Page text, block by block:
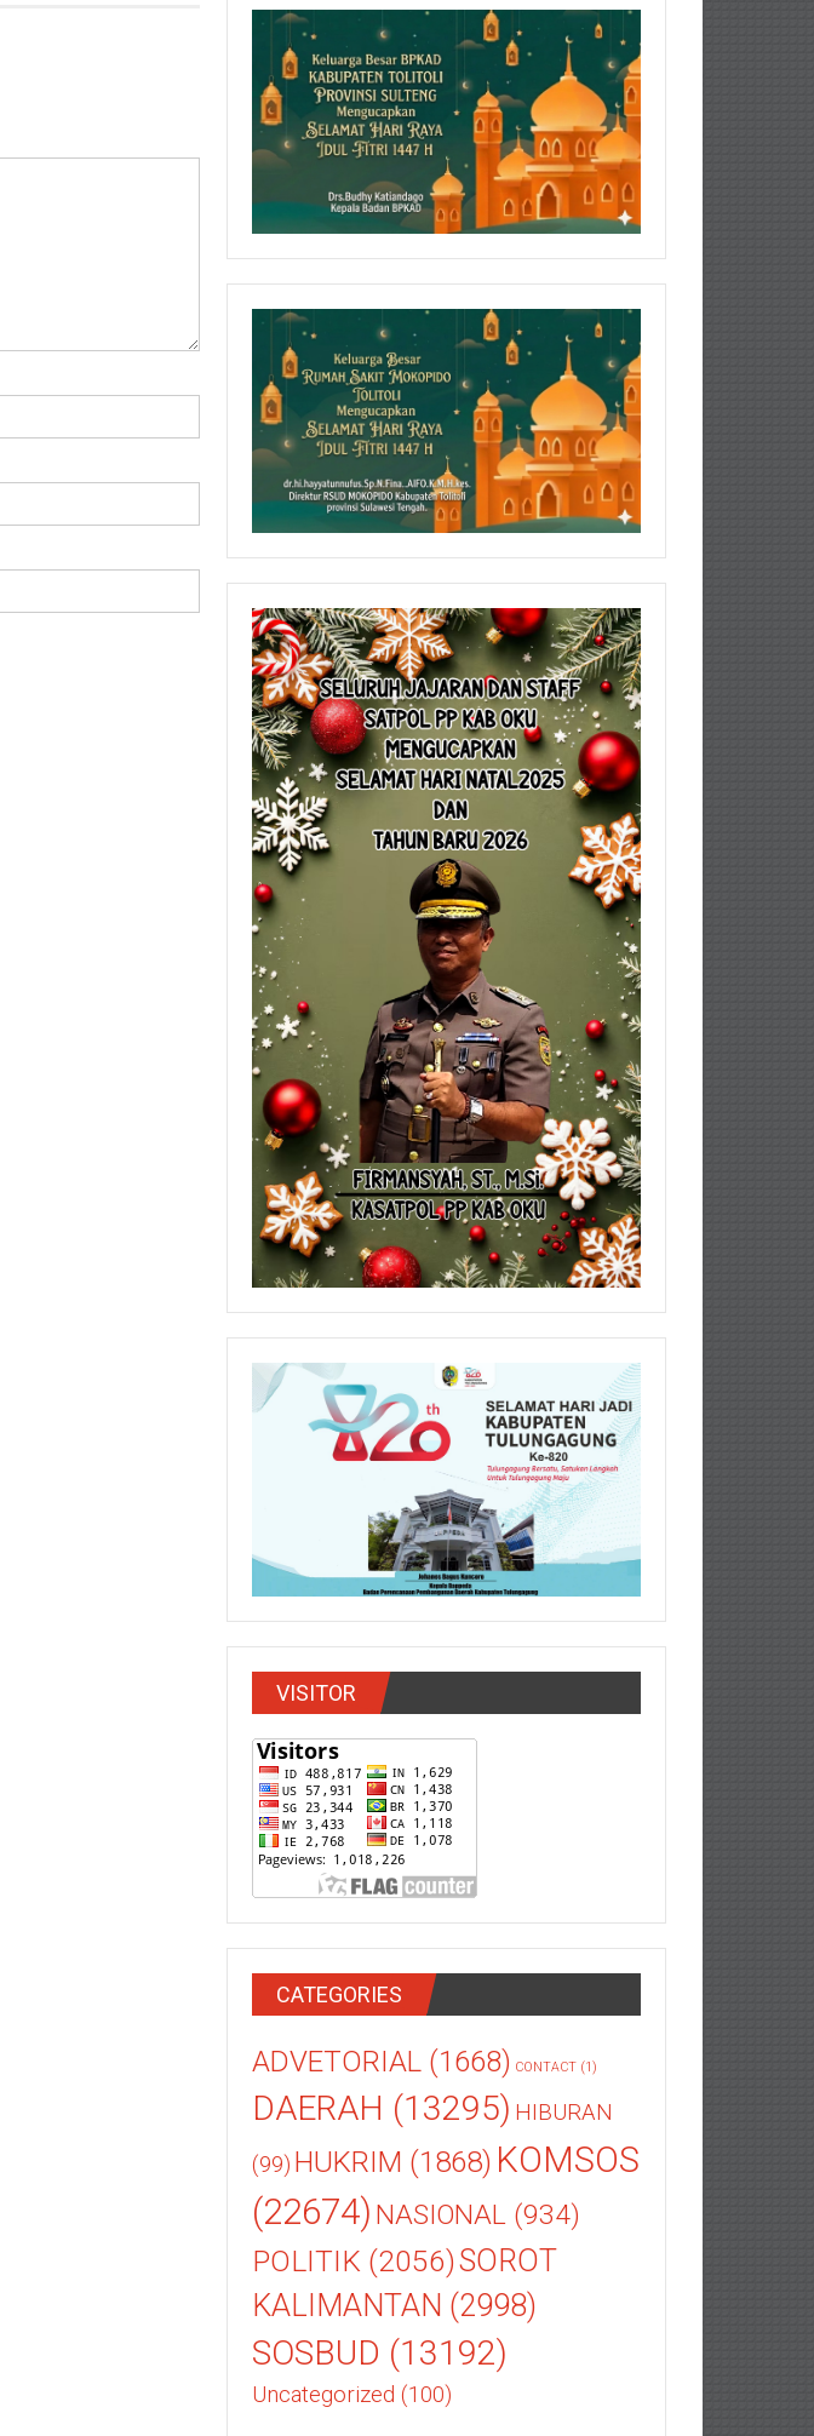
VISITOR
CATEGORIES
ADVETORIAL (1668) CONTACT (1)
DAERAH (13295) HIBURAN
(99) HUKRIM (1868) KOMSOS
(22674) NASIONAL (934)
POLITIK (2056)SOROT
KALIMANTAN (2998)
SOSBUD (13192)
Uncategorized (100)